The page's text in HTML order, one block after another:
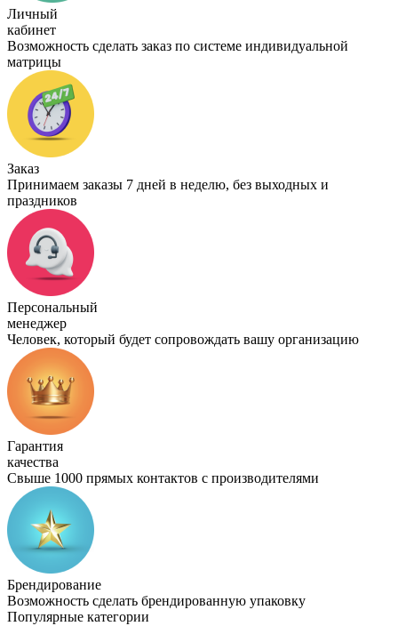
Личный
кабинет
Возможность сделать заказ по системе индивидуальной
матрицы
Заказ
Принимаем заказы 7 дней в неделю, без выходных и
праздников
Персональный
менеджер
Человек, который будет сопровождать вашу организацию
Гарантия
качества
Свыше 1000 прямых контактов с производителями
Брендирование
Возможность сделать брендированную упаковку
Популярные категории